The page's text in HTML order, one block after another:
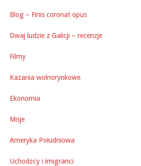
Blog – Finis coronat opus
Dwaj ludzie z Galicji – recenzje
Filmy
Kazania wolnorynkowe
Ekonomia
Misje
Ameryka Południowa
Uchodźcy i imigranci